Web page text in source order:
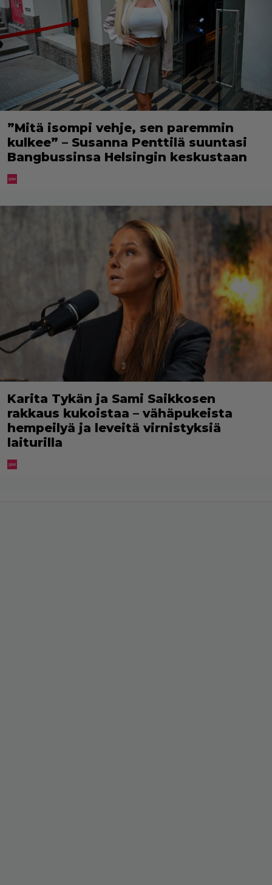
”Mitä isompi vehje, sen paremmin
kulkee” – Susanna Penttilä suuntasi
Bangbussinsa Helsingin keskustaan
Karita Tykän ja Sami Saikkosen
rakkaus kukoistaa – vähäpukeista
hempeilyä ja leveitä virnistyksiä
laiturilla